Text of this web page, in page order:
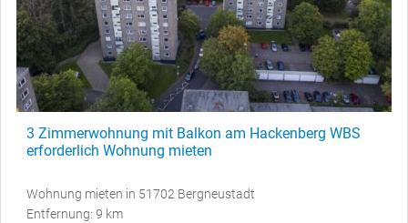
3 Zimmerwohnung mit Balkon am Hackenberg WBS
erforderlich Wohnung mieten
Wohnung mieten in 51702 Bergneustadt
Entfernung: 9 km